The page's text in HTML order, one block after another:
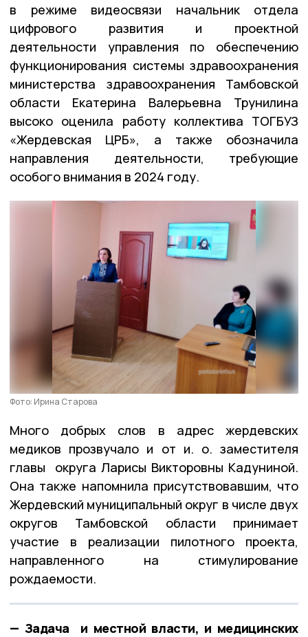
в режиме видеосвязи начальник отдела
цифрового развития и проектной
деятельности управления по обеспечению
функционирования системы здравоохранения
министерства здравоохранения Тамбовской
области Екатерина Валерьевна Трунилина
высоко оценила работу коллектива ТОГБУЗ
«Жердевская ЦРБ», а также обозначила
направления деятельности, требующие
особого внимания в 2024 году.
Фото: Ирина Старова
Много добрых слов в адрес жердевских
медиков прозвучало и от и. о. заместителя
главы округа Ларисы Викторовны Кадуниной.
Она также напомнила присутствовавшим, что
Жердевский муниципальный округ в числе двух
округов Тамбовской области принимает
участие в реализации пилотного проекта,
направленного на стимулирование
рождаемости.
— Задача и местной власти, и медицинских